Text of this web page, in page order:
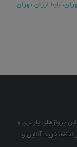
، بلیط ارزان تهران
پروازهای چارتری و
خرید آنلاین و